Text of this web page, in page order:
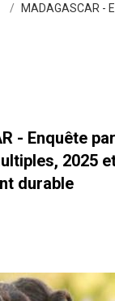
/
- Enquête
2025
durable